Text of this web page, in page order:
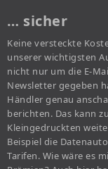
… sicher
Keine versteckte
unserer wichtigsten
nicht nur um die E-
Newsletter gegeben
Händler genau
berichten. Das kann
Kleingedruckten
Beispiel die
Tarifen. Wie wäre es